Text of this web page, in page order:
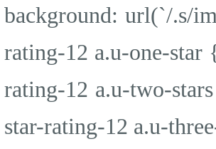
background: url(`/.s/
rating-12 a.u-one-
rating-12 a.u-two-
star-rating-12 a.u-